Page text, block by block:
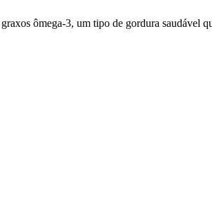
ômega-3, um tipo de gordura saudável